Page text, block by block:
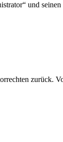
und seinen
zurück.